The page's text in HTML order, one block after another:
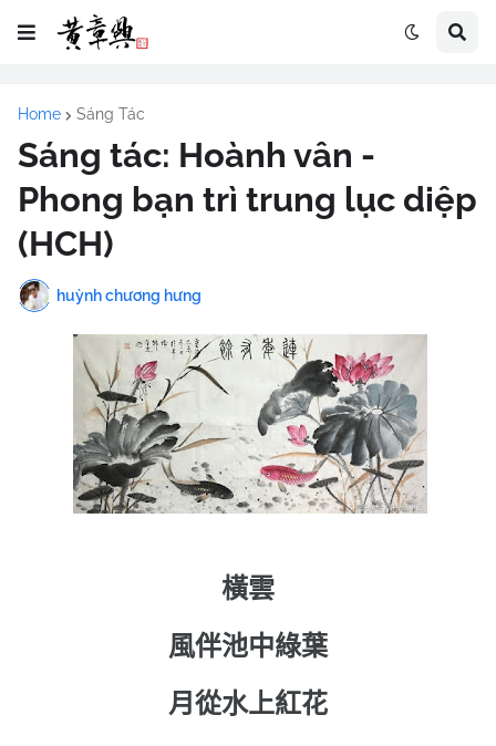
Home Sáng Tác
Sáng tác: Hoành vân -
Phong bạn trì trung lục diệp
(HCH)
huỳnh chương hưng
橫雲
風伴池中綠葉
月從水上紅花